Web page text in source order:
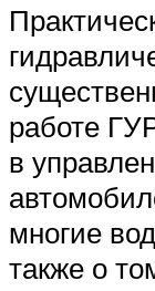
работе
в
многие
также о